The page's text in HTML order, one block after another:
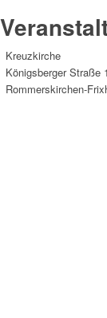
Kreuzkirche
Königsberger Straße
Rommerskirchen-